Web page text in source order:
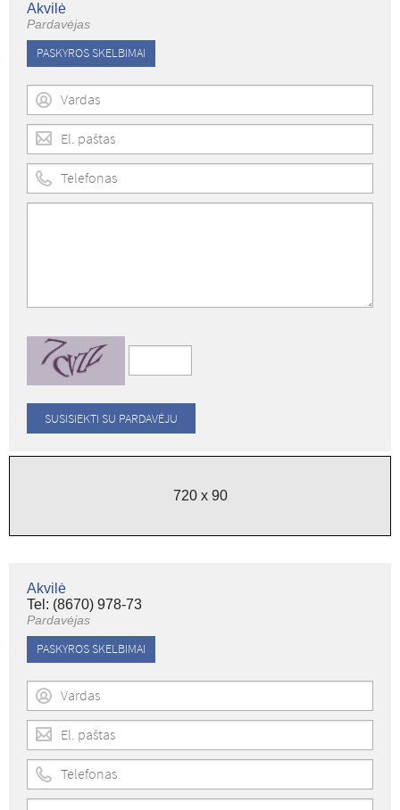
Akvilė
Pardavėjas
PASKYROS SKELBIMAI
720 x 90
Akvilė
Tel: (8670) 978-73
Pardavėjas
PASKYROS SKELBIMAI